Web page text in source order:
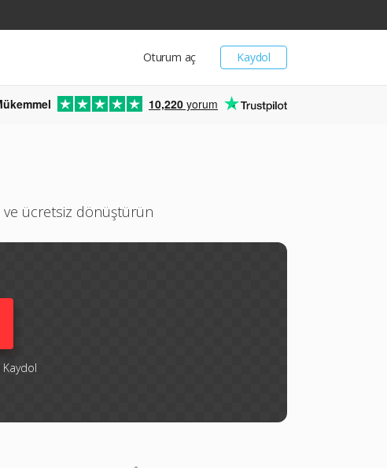
Kaydol
Oturum aç
10,220 yorum
ve ücretsiz dönüştürün
Kaydol